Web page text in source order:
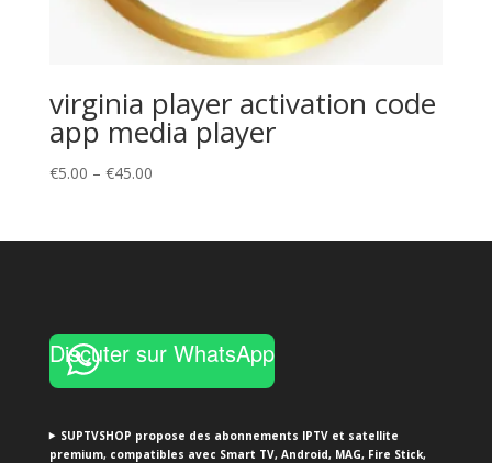
virginia player activation code
app media player
€5.00 – €45.00Price
through
Discuter sur WhatsApp
SUPTVSHOP propose des abonnements IPTV et satellite
premium, compatibles avec Smart TV, Android, MAG, Fire Stick,